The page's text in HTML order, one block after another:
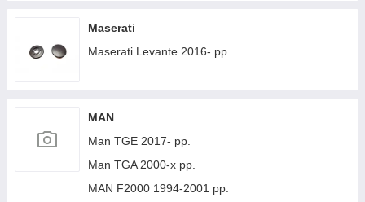
Maserati
Maserati Levante 2016- рр.
MAN
Man TGE 2017- рр.
Man TGA 2000-х рр.
MAN F2000 1994-2001 рр.